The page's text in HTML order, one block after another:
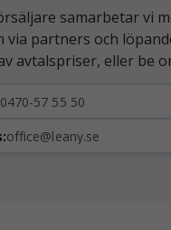
samarbetar vi
via partners och
avtalspriser, eller be
0470-57 55 50
office@leany.se